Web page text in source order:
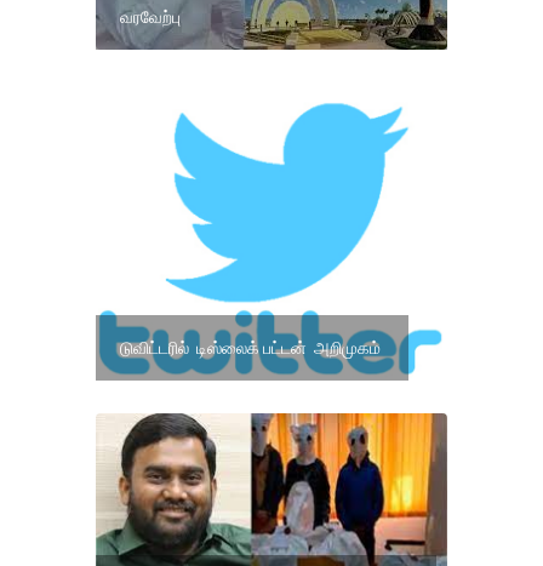
வரவேற்பு
டுவிட்டரில் டிஸ்லைக் பட்டன் அறிமுகம்